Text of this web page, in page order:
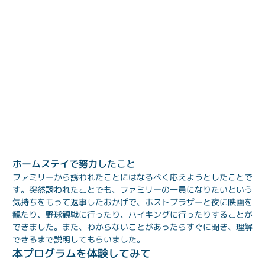
ホームステイで努力したこと
ファミリーから誘われたことにはなるべく応えようとしたことで
す。突然誘われたことでも、ファミリーの一員になりたいという
気持ちをもって返事したおかげで、ホストブラザーと夜に映画を
観たり、野球観戦に行ったり、ハイキングに行ったりすることが
できました。また、わからないことがあったらすぐに聞き、理解
できるまで説明してもらいました。
本プログラムを体験してみて